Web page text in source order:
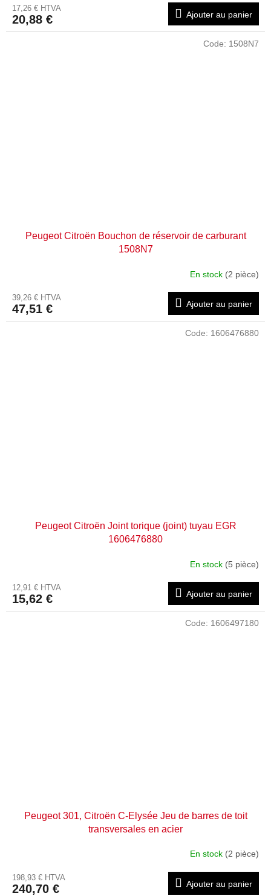
17,26 € HTVA
20,88 € Ajouter au panier
Peugeot Citroën Bouchon de réservoir de carburant
1508N7
En stock (2 pièce)
39,26 € HTVA
47,51 € Ajouter au panier
Code: 1508N7
Peugeot Citroën Joint torique (joint) tuyau EGR
1606476880
En stock (5 pièce)
12,91 € HTVA
15,62 € Ajouter au panier
Code: 1606476880
Peugeot 301, Citroën C-Elysée Jeu de barres de toit
transversales en acier
En stock (2 pièce)
198,93 € HTVA
240,70 € Ajouter au panier
Code: 1606497180